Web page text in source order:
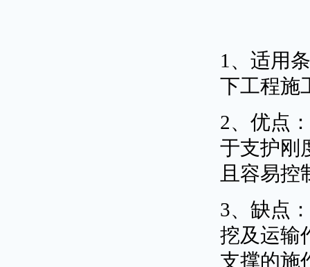
1、适用
下工程施
2、优点
于支护刚
且容易控
3、缺点
挖及运输
支撑的施